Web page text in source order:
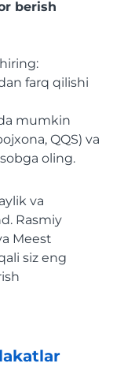
berish
farq qilishi
mumkin
QQS) va
oling.
va
Rasmiy
Meest
siz eng